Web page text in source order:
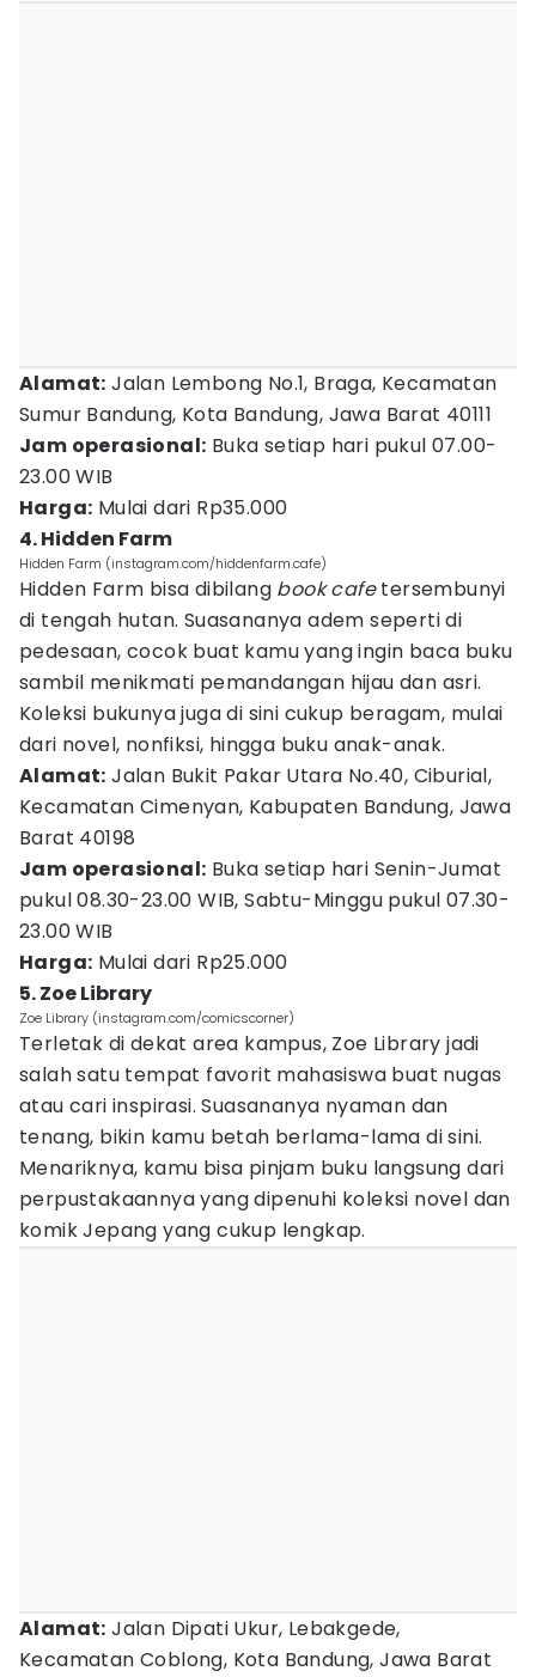
Alamat: Jalan Lembong No.1, Braga, Kecamatan
Sumur Bandung, Kota Bandung, Jawa Barat 40111
Jam operasional: Buka setiap hari pukul 07.00-
23.00 WIB
Harga: Mulai dari Rp35.000
4. Hidden Farm
Hidden Farm (instagram.com/hiddenfarm.cafe)
Hidden Farm bisa dibilang book cafetersembunyi
di tengah hutan. Suasananya adem seperti di
pedesaan, cocok buat kamu yang ingin baca buku
sambil menikmati pemandangan hijau dan asri.
Koleksi bukunya juga di sini cukup beragam, mulai
dari novel, nonfiksi, hingga buku anak-anak.
Alamat: Jalan Bukit Pakar Utara No.40, Ciburial,
Kecamatan Cimenyan, Kabupaten Bandung, Jawa
Barat 40198
Jam operasional: Buka setiap hari Senin-Jumat
pukul 08.30-23.00 WIB, Sabtu-Minggu pukul 07.30-
23.00 WIB
Harga: Mulai dari Rp25.000
5. Zoe Library
Zoe Library (instagram.com/comicscorner)
Terletak di dekat area kampus, Zoe Library jadi
salah satu tempat favorit mahasiswa buat nugas
atau cari inspirasi. Suasananya nyaman dan
tenang, bikin kamu betah berlama-lama di sini.
Menariknya, kamu bisa pinjam buku langsung dari
perpustakaannya yang dipenuhi koleksi novel dan
komik Jepang yang cukup lengkap.
Alamat: Jalan Dipati Ukur, Lebakgede,
Kecamatan Coblong, Kota Bandung, Jawa Barat